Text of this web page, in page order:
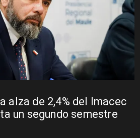
alza de 2,4% del Imacec
un segundo semestre